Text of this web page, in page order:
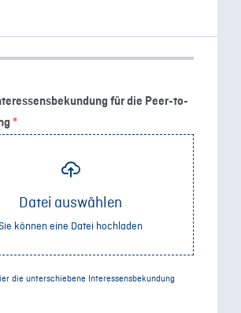
für die Peer-to-
*
Datei auswählen
können eine Datei hochladen
die unterschiebene Interessensbekundung